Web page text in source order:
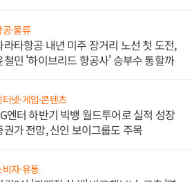
·물류
라타항공 내년 미주 장거리 노선 첫 도전,
철민 '하이브리드 항공사' 승부수 통할까
터넷·게임·콘텐츠
엔터 하반기 빅뱅 월드투어로 실적 성장
권가 전망, 신인 보이그룹도 주목
자·유통